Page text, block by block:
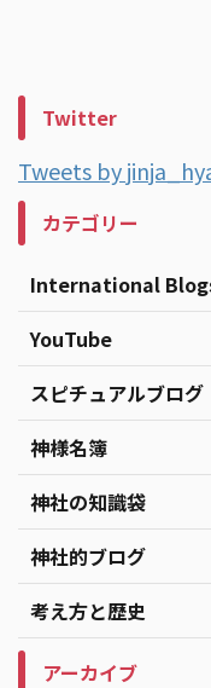
Twitter
Tweets by
カテゴリー
International Blogs
YouTube
スピチュアルブログ
神様名簿
神社の知識袋
神社的ブログ
考え方と歴史
アーカイブ